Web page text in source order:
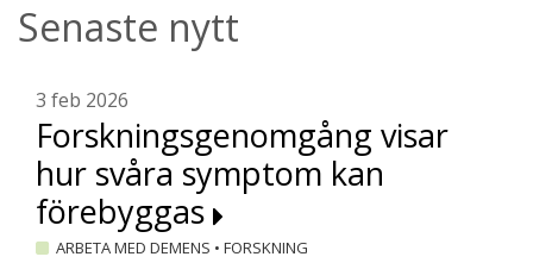
Senaste nytt
3 feb 2026
Forskningsgenomgång visar
hur svåra symptom kan
förebyggas
ARBETA MED DEMENS • FORSKNING